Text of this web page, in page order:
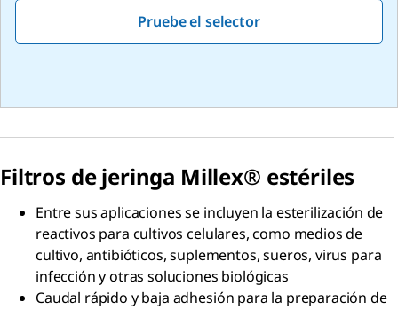
Pruebe el selector
Filtros de jeringa Millex® estériles
Entre sus aplicaciones se incluyen la esterilización de
reactivos para cultivos celulares, como medios de
cultivo, antibióticos, suplementos, sueros, virus para
infección y otras soluciones biológicas
Caudal rápido y baja adhesión para la preparación de